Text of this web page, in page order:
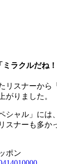
ラクルだね
リスナーか
がりました。
シャル」には
スナーも多か
ポン